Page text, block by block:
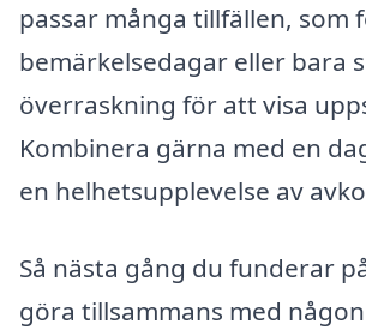
passar många tillfällen, som
bemärkelsedagar eller bara
överraskning för att visa
Kombinera gärna med en
en helhetsupplevelse av
Så nästa gång du funderar
göra tillsammans med